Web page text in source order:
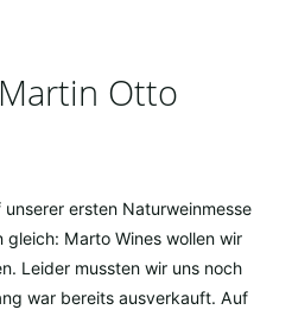
Otto
ersten Naturweinmesse
Marto Wines wollen wir
Leider mussten wir uns noch
war bereits ausverkauft. Auf